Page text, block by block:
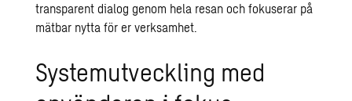
transparent dialog genom hela resan och fokuserar på
mätbar nytta för er verksamhet.
Systemutveckling med